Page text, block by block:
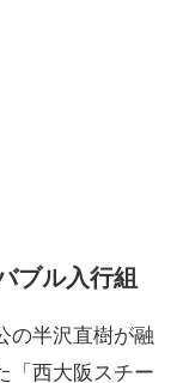
ブル入行組
の半沢直樹が融
「西大阪スチー